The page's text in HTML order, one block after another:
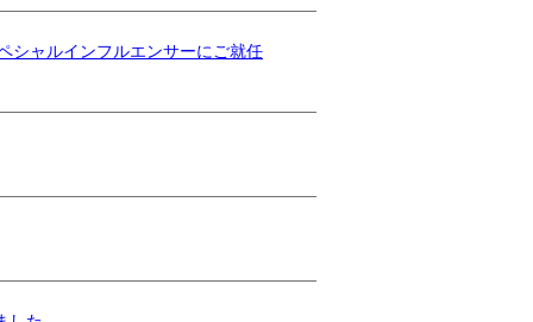
シャルインフルエンサーにご就任